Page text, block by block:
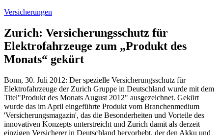
Versicherungen
Zurich: Versicherungsschutz für
Elektrofahrzeuge zum „Produkt des
Monats“ gekürt
Bonn, 30. Juli 2012: Der spezielle Versicherungsschutz für
Elektrofahrzeuge der Zurich Gruppe in Deutschland wurde mit dem
Titel"Produkt des Monats August 2012" ausgezeichnet. Gekürt
wurde das im April eingeführte Produkt vom Branchenmedium
'Versicherungsmagazin', das die Besonderheiten und Vorteile des
innovativen Konzepts unterstreicht und Zurich damit als derzeit
einzigen Versicherer in Deutschland hervorhebt, der den Akku und